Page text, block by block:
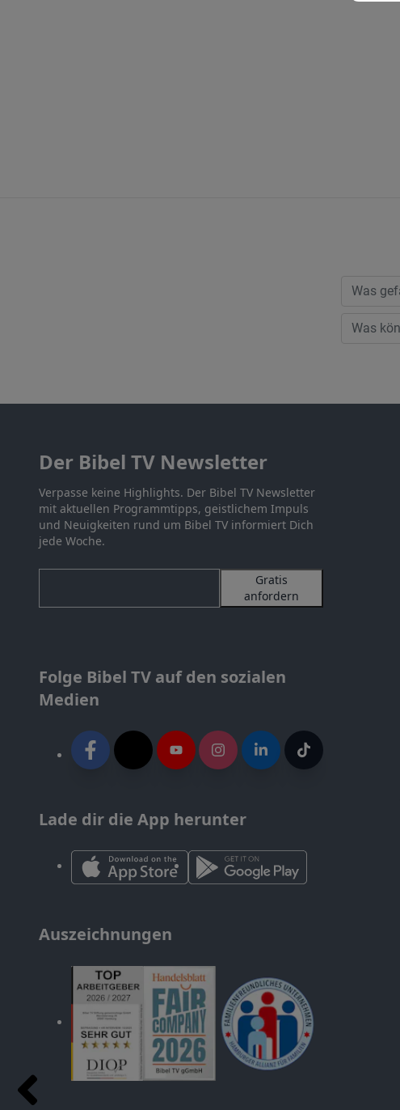
Der Bibel TV Newsletter
Verpasse keine Highlights. Der Bibel TV Newsletter
mit aktuellen Programmtipps, geistlichem Impuls
und Neuigkeiten rund um Bibel TV informiert Dich
jede Woche.
Gratis
anfordern
Folge Bibel TV auf den sozialen
Medien
Lade dir die App herunter
Auszeichnungen